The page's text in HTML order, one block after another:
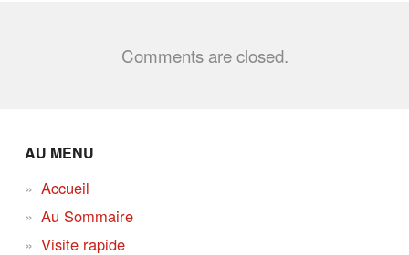
Comments are closed.
AU MENU
Accueil
Au Sommaire
Visite rapide